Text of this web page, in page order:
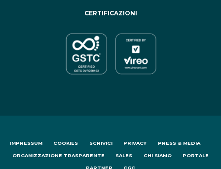
CERTIFICAZIONI
IMPRESSUM COOKIES SCRIVICI PRIVACY PRESS & MEDIA
ORGANIZZAZIONE TRASPARENTE SALES CHI SIAMO PORTALE
PARTNER CGC